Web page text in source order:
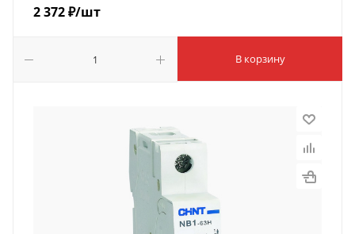
2 372₽/шт
В корзину